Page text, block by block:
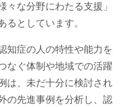
々な分野にわたる支援」
るとしています。
知症の人の特性や能力を
なぐ体制や地域での活躍
は、未だ十分に検討され
の先進事例を分析し、認